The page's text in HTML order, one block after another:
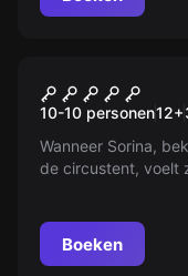
lossen. Wie kan hij
Nieuw
Freakshow
10-10 personen12+
Wanneer Sorina,
de circustent, voelt
komen in deze
onverwachte
Boeken